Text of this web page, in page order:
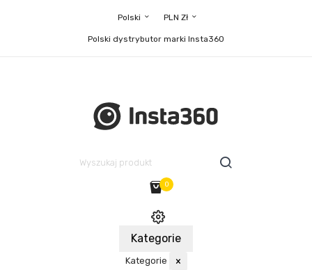
Polski PLN Zł
Polski dystrybutor marki Insta360
0
Kategorie
Kategorie ×